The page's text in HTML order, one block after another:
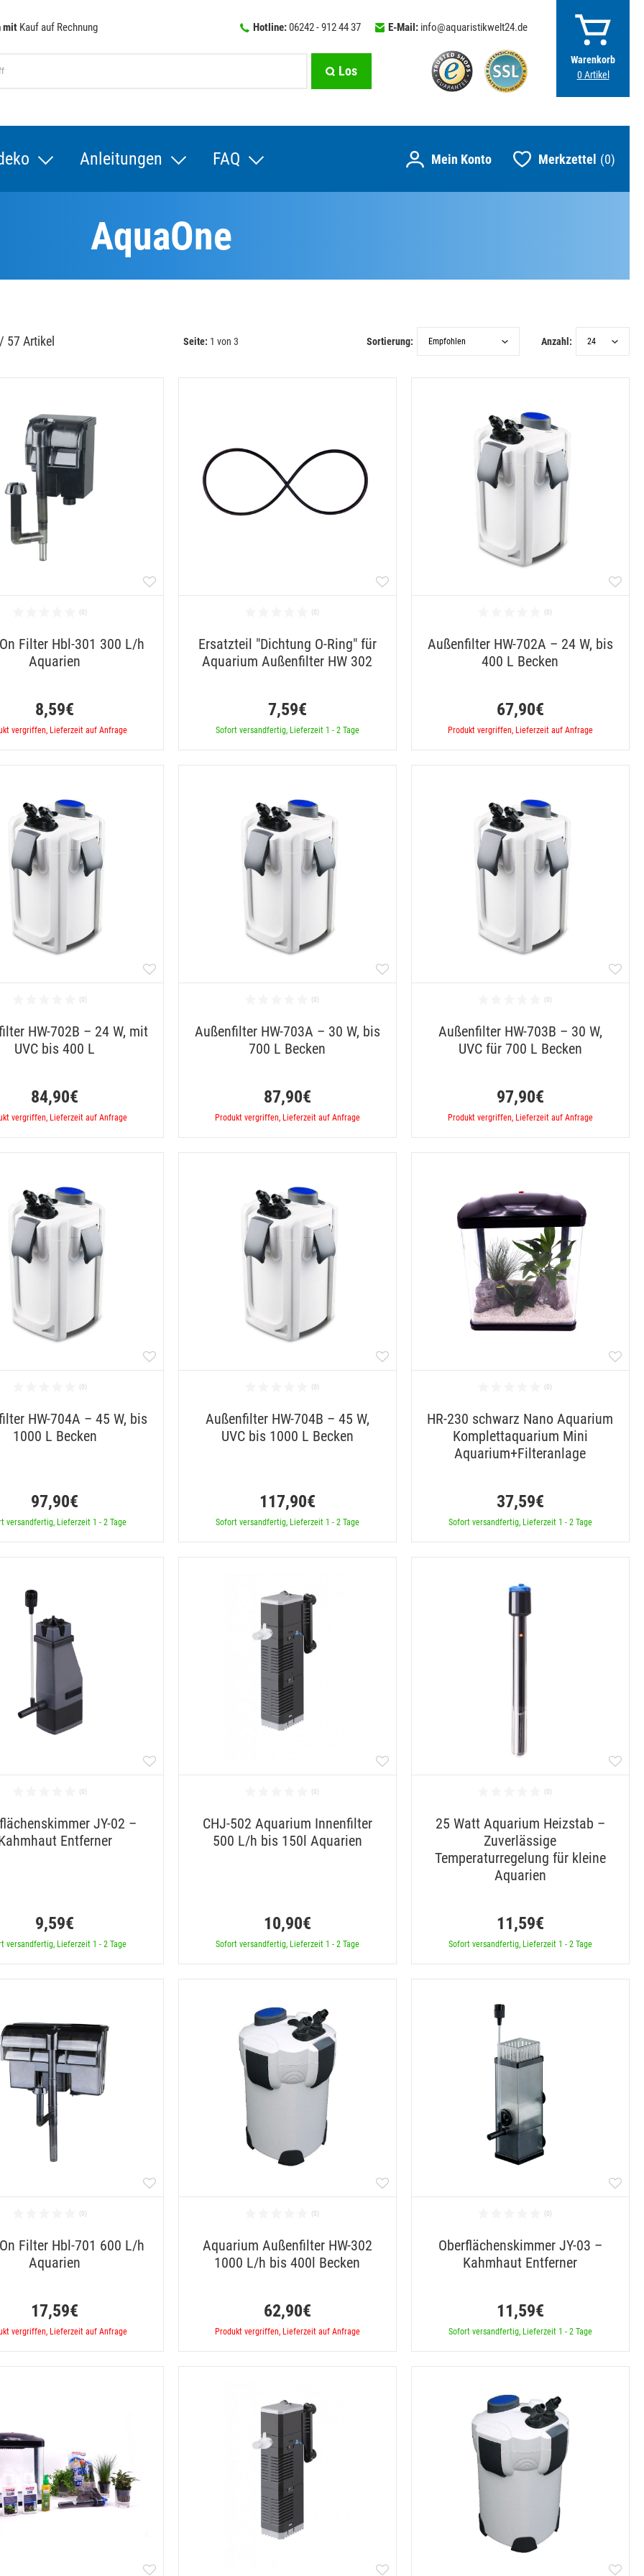
Warenkorb
0 Artikel
mit Kauf auf Rechnung Hotline:06242 - 912 44 37 E-Mail: info@aquaristikwelt24.de
Los
Anleitungen FAQ Merkzettel 0
AquaOne
57 Artikel Seite: 1 von 3
Filter Hbl-301 300 L/h
Aquarien
8,59€
vergriffen, Lieferzeit auf Anfrage
Ersatzteil "Dichtung O-Ring" für
Aquarium Außenfilter HW 302
7,59€
Sofort versandfertig, Lieferzeit 1 - 2 Tage
Außenfilter HW-702A – 24 W, bis
400 L Becken
67,90€
Produkt vergriffen, Lieferzeit auf Anfrage
HW-702B – 24 W, mit
UVC bis 400 L
84,90€
vergriffen, Lieferzeit auf Anfrage
Außenfilter HW-703A – 30 W, bis
700 L Becken
87,90€
Produkt vergriffen, Lieferzeit auf Anfrage
Außenfilter HW-703B – 30 W,
UVC für 700 L Becken
97,90€
Produkt vergriffen, Lieferzeit auf Anfrage
HW-704A – 45 W, bis
1000 L Becken
97,90€
versandfertig, Lieferzeit 1 - 2 Tage
Außenfilter HW-704B – 45 W,
UVC bis 1000 L Becken
117,90€
Sofort versandfertig, Lieferzeit 1 - 2 Tage
HR-230 schwarz Nano Aquarium
Komplettaquarium Mini
Aquarium+Filteranlage
37,59€
Sofort versandfertig, Lieferzeit 1 - 2 Tage
JY-02 –
Entferner
9,59€
versandfertig, Lieferzeit 1 - 2 Tage
CHJ-502 Aquarium Innenfilter
500 L/h bis 150l Aquarien
10,90€
Sofort versandfertig, Lieferzeit 1 - 2 Tage
25 Watt Aquarium Heizstab –
Zuverlässige
Temperaturregelung für kleine
Aquarien
11,59€
Sofort versandfertig, Lieferzeit 1 - 2 Tage
Filter Hbl-701 600 L/h
Aquarien
17,59€
vergriffen, Lieferzeit auf Anfrage
Aquarium Außenfilter HW-302
1000 L/h bis 400l Becken
62,90€
Produkt vergriffen, Lieferzeit auf Anfrage
Oberflächenskimmer JY-03 –
Kahmhaut Entferner
11,59€
Sofort versandfertig, Lieferzeit 1 - 2 Tage